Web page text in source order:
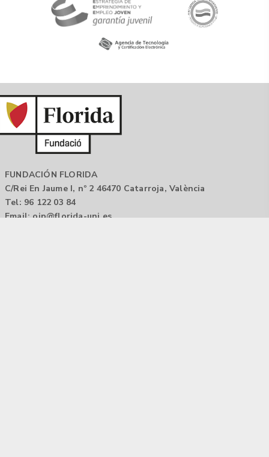
FUNDACIÓN FLORIDA
C/Rei En Jaume I, nº 2 46470 Catarroja, València
Tel: 96 122 03 84
Email: oip@florida-uni.es